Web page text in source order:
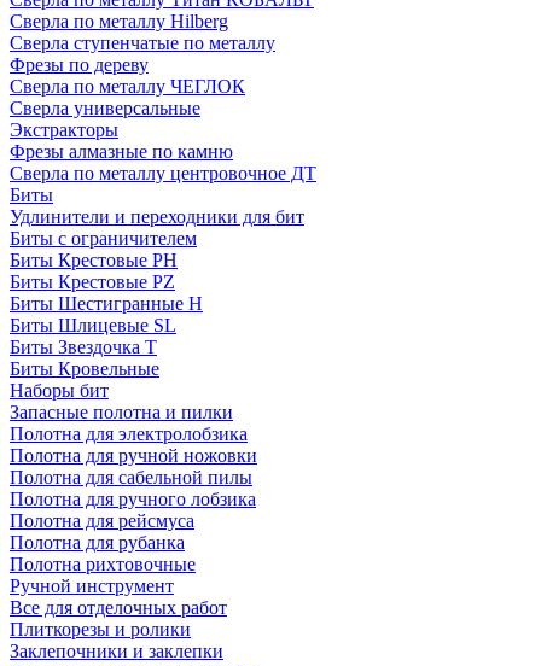
Сверла по металлу Hilberg
Сверла ступенчатые по металлу
Фрезы по дереву
Сверла по металлу ЧЕГЛОК
Сверла универсальные
Экстракторы
Фрезы алмазные по камню
Сверла по металлу центровочное ДТ
Биты
Удлинители и переходники для бит
Биты с ограничителем
Биты Крестовые PH
Биты Крестовые PZ
Биты Шестигранные H
Биты Шлицевые SL
Биты Звездочка T
Биты Кровельные
Наборы бит
Запасные полотна и пилки
Полотна для электролобзика
Полотна для ручной ножовки
Полотна для сабельной пилы
Полотна для ручного лобзика
Полотна для рейсмуса
Полотна для рубанка
Полотна рихтовочные
Ручной инструмент
Все для отделочных работ
Плиткорезы и ролики
Заклепочники и заклепки